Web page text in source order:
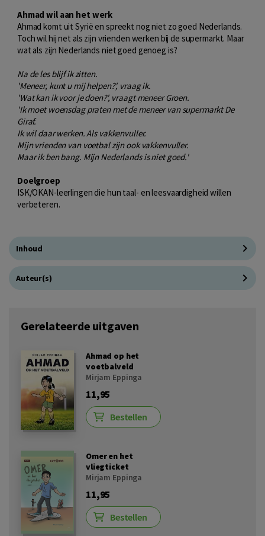
Ahmad wil aan het werk
Ahmad komt uit Syrië en spreekt nog niet zo goed Nederlands.
Toch wil hij net als zijn vrienden werken bij de supermarkt. Maar
wat als zijn Nederlands niet goed genoeg is?
Na de les blijf ik zitten.
'Meneer, kunt u mij helpen?', vraag ik.
'Wat kan ik voor je doen?', vraagt meneer Groen.
'Ik moet woensdag praten met de meneer van supermarkt De
Giraf.
Ik wil daar werken. Als vakkenvuller.
Mijn vrienden van voetbal zijn ook vakkenvuller.
Maar ik ben bang. Mijn Nederlands is niet goed.'
Doelgroep
ISK/OKAN-leerlingen die hun taal- en leesvaardigheid willen
verbeteren.
Inhoud
Auteur(s)
Gerelateerde uitgaven
Ahmad op het
voetbalveld
Mirjam Eppinga
11,95
Bestellen
Omer en het
vliegticket
Mirjam Eppinga
11,95
Bestellen